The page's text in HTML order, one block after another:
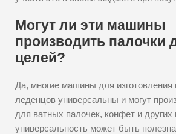
Могут ли эти машины
производить палочки
целей?
Да, многие машины для изготовления
леденцов универсальны и могут
для ватных палочек, конфет и
универсальность может быть